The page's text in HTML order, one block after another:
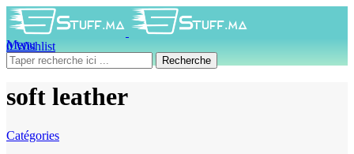
0Wishlist
0produit 0DH
Menu
Recherche
soft leather
Catégories